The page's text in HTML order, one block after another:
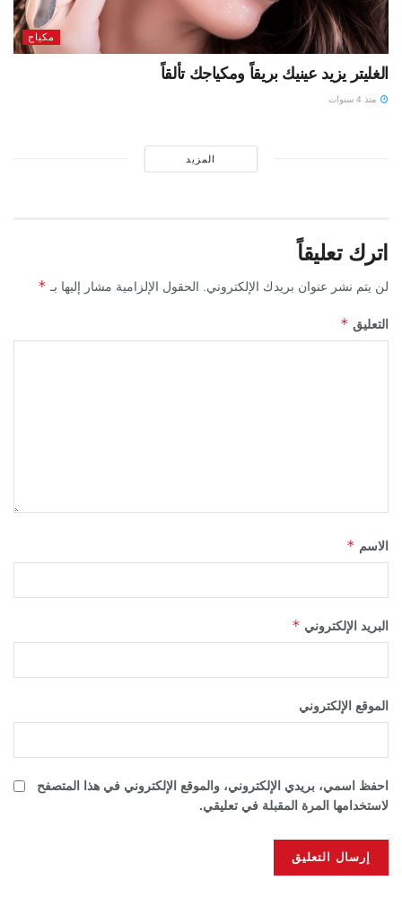
مكياج
الغليتر يزيد عينيك بريقاً ومكياجك تألقاً
منذ 4 سنوات
المزيد
اترك تعليقاً
لن يتم نشر عنوان بريدك الإلكتروني. الحقول الإلزامية مشار إليها بـ *
التعليق *
الاسم *
البريد الإلكتروني *
الموقع الإلكتروني
احفظ اسمي، بريدي الإلكتروني، والموقع الإلكتروني في هذا المتصفح
لاستخدامها المرة المقبلة في تعليقي.